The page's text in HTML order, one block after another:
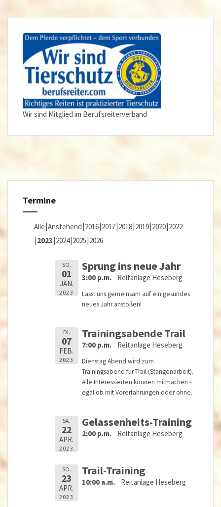
Wir sind Mitglied im Berufsreiterverband
Termine
Alle Anstehend 2016 2017 2018 2019 2020 2022
2023 2024 2025 2026
SO.
01
JAN.
2023
Sprung ins neue Jahr
3:00 p.m. Reitanlage Heseberg
Lasst uns gemeinsam auf ein gesundes
neues Jahr anstoßen!
DI.
07
FEB.
2023
Trainingsabende Trail
7:00 p.m. Reitanlage Heseberg
Dienstag Abend wird zum
Trainingsabend für Trail (Stangenarbeit).
Alle Interessierten können mitmachen -
egal ob mit Vorerfahrungen oder ohne.
SA.
22
APR.
2023
Gelassenheits-Training
2:00 p.m. Reitanlage Heseberg
SO.
23
APR.
2023
Trail-Training
10:00 a.m. Reitanlage Heseberg